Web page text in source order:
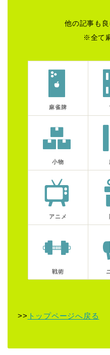
他の記事も良
※全て
麻雀牌
小物
アニメ
戦術
>> トップページへ戻る